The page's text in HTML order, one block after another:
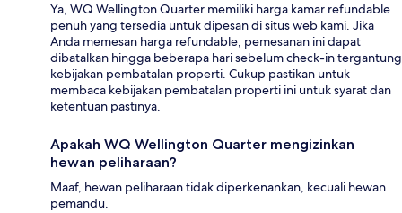
Ya, WQ Wellington Quarter memiliki harga kamar refundable
penuh yang tersedia untuk dipesan di situs web kami. Jika
Anda memesan harga refundable, pemesanan ini dapat
dibatalkan hingga beberapa hari sebelum check-in tergantung
kebijakan pembatalan properti. Cukup pastikan untuk
membaca kebijakan pembatalan properti ini untuk syarat dan
ketentuan pastinya.
Apakah WQ Wellington Quarter mengizinkan
hewan peliharaan?
Maaf, hewan peliharaan tidak diperkenankan, kecuali hewan
pemandu.